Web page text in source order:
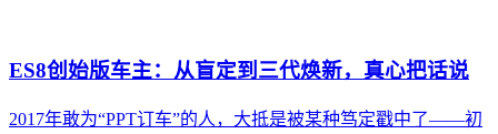
ES8创始版车主：从盲定到三代焕新，真心把话说
2017年敢为“PPT订车”的人，大抵是被某种笃定戳中了——初